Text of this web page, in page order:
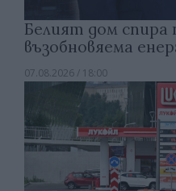
Белият дом спира
възобновяема
07.08.2026 / 18:00